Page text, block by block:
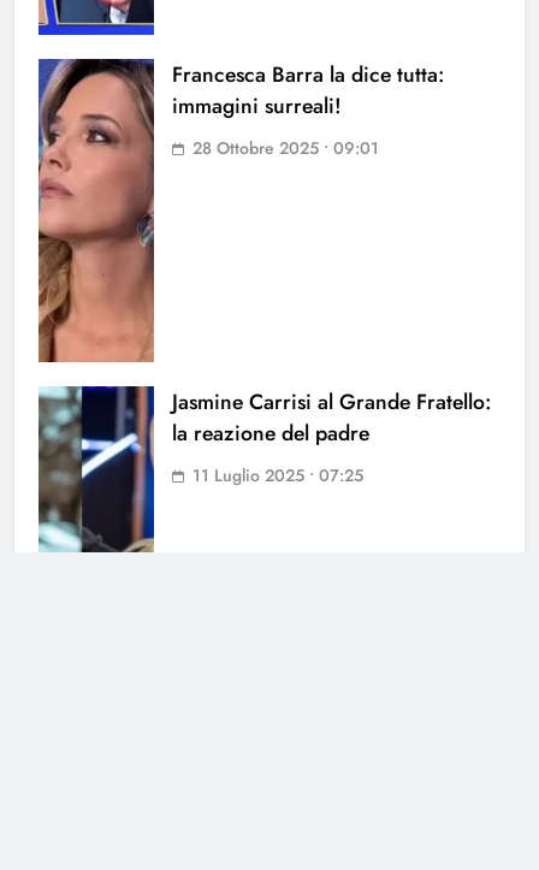
Francesca Barra la dice tutta:
immagini surreali!
28 Ottobre 2025 • 09:01
Jasmine Carrisi al Grande Fratello:
la reazione del padre
11 Luglio 2025 • 07:25